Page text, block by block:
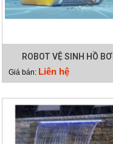
ROBOT VỆ SINH HỒ BƠI
HYDRO 3
Giá bán: Liên hệ